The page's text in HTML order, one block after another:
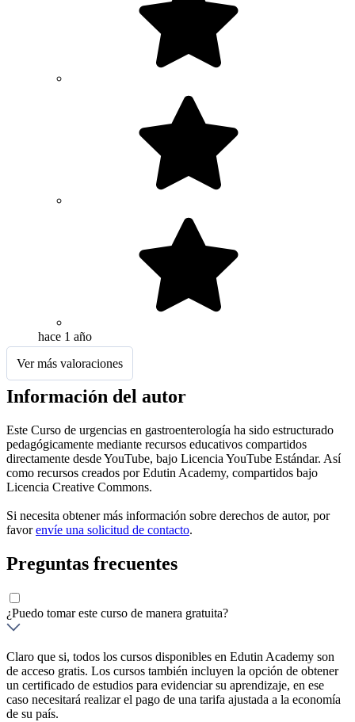
hace 1 año
Ver más valoraciones
Información del autor
Este Curso de urgencias en gastroenterología ha sido estructurado
pedagógicamente mediante recursos educativos compartidos
directamente desde YouTube, bajo Licencia YouTube Estándar. Así
como recursos creados por Edutin Academy, compartidos bajo
Licencia Creative Commons.
Si necesita obtener más información sobre derechos de autor, por
favorenvíe una solicitud de contacto.
Preguntas frecuentes
¿Puedo tomar este curso de manera gratuita?
Claro que si, todos los cursos disponibles en Edutin Academy son
de acceso gratis. Los cursos también incluyen la opción de obtener
un certificado de estudios para evidenciar su aprendizaje, en ese
caso necesitará realizar el pago de una tarifa ajustada a la economía
de su país.